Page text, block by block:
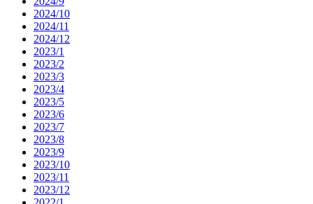
2024/10
2024/11
2024/12
2023/1
2023/2
2023/3
2023/4
2023/5
2023/6
2023/7
2023/8
2023/9
2023/10
2023/11
2023/12